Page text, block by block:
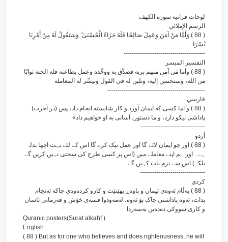
لوحات قرانية سورة الكهف
الرسم الإملائي
( 88 ) وَأَمَّا مَنْ آمَنَ وَعَمِلَ صَالِحًا فَلَهُ جَزَاءً الْحُسْنَىٰ ۖ وَسَنَقُولُ لَهُ مِنْ أَمْرِنَا
يُسْرًا
----------------------------------------
التفسير الميسر
( 88 ) وأما مَن آمن منهم بربه فصدَّق به ووحَّده وعمل بطاعته فله الجنة ثوابًا
من الله، وسنحسن إليه، ونلين له في القول ونيسِّر له المعاملة
------------------------------------------------
فارسي
( 88 ) و اما کسی که ایمان آورد و کار شایسته انجام داد، پس (در آخرت)
پاداشی نیکو دارد، و ما دستور، آسانی به او خواهیم داد»
--------------------------------
أردو
( 88 ) اور جو ایمان لائے گا اور عمل نیک کرے گا اس کے لئے بہت اچھا بدلہ
ہے۔ اور ہم اپنے معاملے میں (اس پر کسی طرح کی سختی نہیں کریں گے
بلکہ) اس سے نرم بات کہیں گے
--------------------------------
كردي
( 88 ) به‌ڵام ئه‌وه‌ی ئیمان و باوه‌ڕ بهێنێت و کارو کرده‌وه‌ی چاکه ئه‌نجام
بدات، ئه‌وه پاداشتی چاک بۆ ئه‌وه‌، له‌مه‌ودوا قسه‌ی خۆش و فه‌رمانی ئاسان
و کاری سووکی ده‌ده‌ین به‌سه‌ردا
Quranic posters(Surat alkahf )
English
( 88 ) But as for one who believes and does righteousness, he will